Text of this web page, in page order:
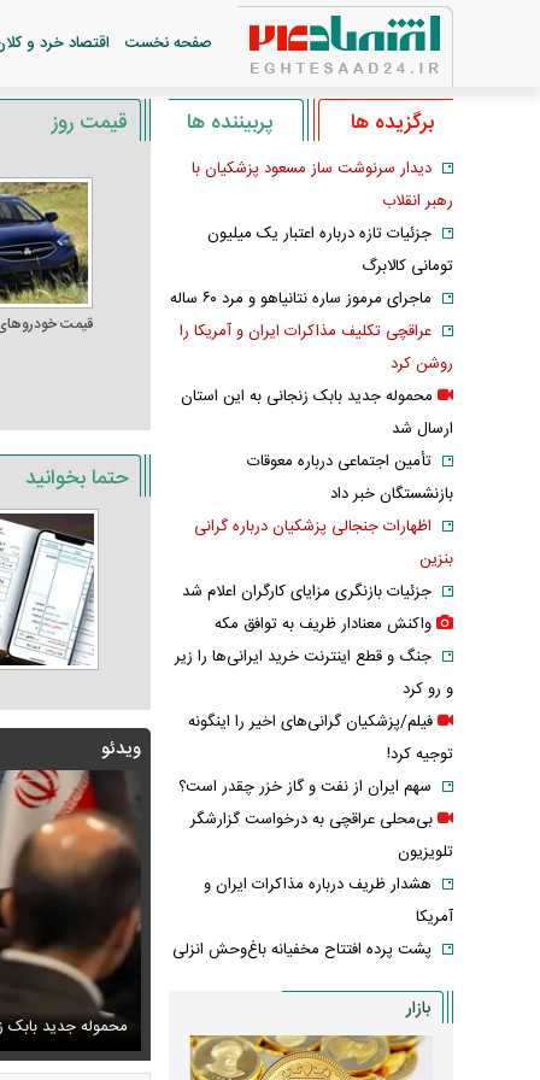
صفحه نخست اقتصاد خرد و
قیمت روز
قیمت
حتما بخوانید
ویدئو
دشمنان می‌دانند چه کسانی را ترور می‌کنند محموله جدید بابک خبر مربوط به محسن رضایی از خروجی یک خبرگزاری اشک و دلتنگی
برگزیده ها پربیننده ها
دیدار سرنوشت ساز مسعود پزشکیان با
رهبر انقلاب
جزئیات تازه درباره اعتبار یک میلیون
تومانی کالابرگ
ماجرای مرموز ساره نتانیاهو و مرد ۶۰ ساله
عراقچی تکلیف مذاکرات ایران و آمریکا را
روشن کرد
محموله جدید بابک زنجانی به این استان
ارسال شد
تأمین اجتماعی درباره معوقات
بازنشستگان خبر داد
اظهارات جنجالی پزشکیان درباره گرانی
بنزین
جزئیات بازنگری مزایای کارگران اعلام شد
واکنش معنادار ظریف به توافق مکه
جنگ و قطع اینترنت خرید ایرانی‌ها را زیر
و رو کرد
فیلم/پزشکیان گرانی‌های اخیر را اینگونه
توجیه کرد!
سهم ایران از نفت و گاز خزر چقدر است؟
بی‌محلی عراقچی به درخواست گزارشگر
تلویزیون
هشدار ظریف درباره مذاکرات ایران و
آمریکا
پشت پرده افتتاح مخفیانه باغ‌وحش انزلی
بازار